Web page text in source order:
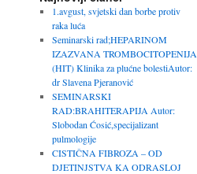
1.avgust, svjetski dan borbe protiv
raka luća
Seminarski rad;HEPARINOM
IZAZVANA TROMBOCITOPENIJA
(HIT) Klinika za plućne bolestiAutor:
dr Slavena Pjeranović
SEMINARSKI
RAD:BRAHITERAPIJA Autor:
Slobodan Ćosić,specijalizant
pulmologije
CISTIČNA FIBROZA – OD
DJETINJSTVA KA ODRASLOJ